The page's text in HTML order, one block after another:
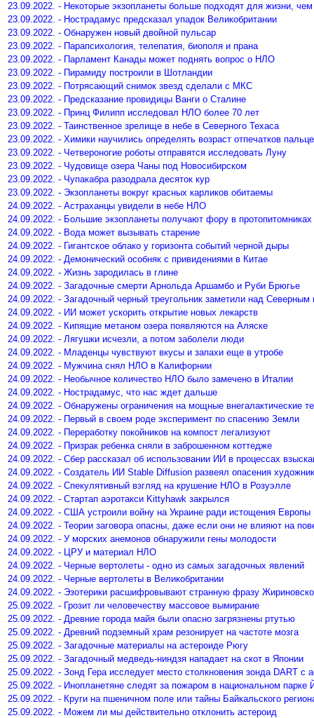
23.09.2022. - Некоторые экзопланеты больше подходят для жизни,
23.09.2022. - Нострадамус предсказал упадок Великобритании
23.09.2022. - Обнаружен новый двойной пульсар
23.09.2022. - Парапсихология, телепатия, биополя и прана
23.09.2022. - Парламент Канады может поднять вопрос о НЛО
23.09.2022. - Пирамиду построили в Шотландии
23.09.2022. - Потрясающий снимок звезд сделали с МКС
23.09.2022. - Предсказание провидицы Ванги о Сталине
23.09.2022. - Принц Филипп исследовал НЛО более 70 лет
23.09.2022. - Таинственное зрелище в небе в Северного Техаса
23.09.2022. - Химики научились определять возраст отпечатков
23.09.2022. - Четвероногие роботы отправятся исследовать Луну
23.09.2022. - Чудовище озера Чаны под Новосибирском
23.09.2022. - Чупакабра разодрала десяток кур
23.09.2022. - Экзопланеты вокруг красных карликов обитаемы
24.09.2022. - Астраханцы увидели в небе НЛО
24.09.2022. - Большие экзопланеты получают фору в протопитомниках
24.09.2022. - Вода может вызывать старение
24.09.2022. - Гигантское облако у горизонта событий черной дыры
24.09.2022. - Демонический особняк с привидениями в Китае
24.09.2022. - Жизнь зародилась в глине
24.09.2022. - Загадочные смерти Арнольда Аршамбо и Руби Брюгье
24.09.2022. - Загадочный черный треугольник заметили над Северным
24.09.2022. - ИИ может ускорить открытие новых лекарств
24.09.2022. - Кипящие метаном озера появляются на Аляске
24.09.2022. - Лягушки исчезли, а потом заболели люди
24.09.2022. - Младенцы чувствуют вкусы и запахи еще в утробе
24.09.2022. - Мужчина снял НЛО в Калифорнии
24.09.2022. - Необычное количество НЛО было замечено в Италии
24.09.2022. - Нострадамус, что нас ждет дальше
24.09.2022. - Обнаружены ограничения на мощные внегалактические
24.09.2022. - Первый в своем роде эксперимент по спасению Земли
24.09.2022. - Переработку покойников на компост легализуют
24.09.2022. - Призрак ребенка сняли в заброшенном коттедже
24.09.2022. - Сбер рассказал об использовании ИИ в процессах
24.09.2022. - Создатель ИИ Stable Diffusion развеял опасения
24.09.2022. - Спекулятивный взгляд на крушение НЛО в Розуэлле
24.09.2022. - Стартап аэротакси Kittyhawk закрылся
24.09.2022. - США устроили войну на Украине ради истощения Европы
24.09.2022. - Теории заговора опасны, даже если они не влияют на
24.09.2022. - У морских анемонов обнаружили гены молодости
24.09.2022. - ЦРУ и материал НЛО
24.09.2022. - Черные вертолеты - одно из самых загадочных явлений
24.09.2022. - Черные вертолеты в Великобритании
24.09.2022. - Эзотерики расшифровывают странную фразу
25.09.2022. - Грозит ли человечеству массовое вымирание
25.09.2022. - Древние города майя были опасно загрязнены ртутью
25.09.2022. - Древний подземный храм резонирует на частоте мозга
25.09.2022. - Загадочные материалы на астероиде Рюгу
25.09.2022. - Загадочный медведь-ниндзя нападает на скот в Японии
25.09.2022. - Зонд Гера исследует место столкновения зонда DART с
25.09.2022. - Инопланетяне следят за пожаром в национальном парке
25.09.2022. - Круги на пшеничном поле или тайны Байкальского
25.09.2022. - Можем ли мы действительно отклонить астероид